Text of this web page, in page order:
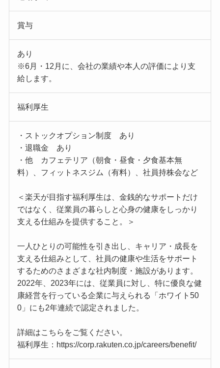
賞与
あり
※6月・12月に、会社の業績や本人の評価により支
給します。
福利厚生
・ストックオプション制度 あり
・退職金 あり
・他 カフェテリア（朝食・昼食・夕食基本無
料）、フィットネスジム（有料）、社員持株会など
＜楽天が目指す福利厚生は、金銭的なサポートだけ
ではなく、従業員の暮らしと心身の健康をしっかり
支える仕組みを提供すること。＞
一人ひとりの可能性を引き出し、キャリア・成長を
支える仕組みとして、社員の健康や生活をサポート
するためのさまざまな社内制度・施設があります。
2022年、2023年には、従業員に対し、特に優良な健
康経営を行っている企業に与えられる「ホワイト50
0」にも2年連続で認定されました。
詳細はこちらをご覧ください。
福利厚生：https://corp.rakuten.co.jp/careers/benefit/